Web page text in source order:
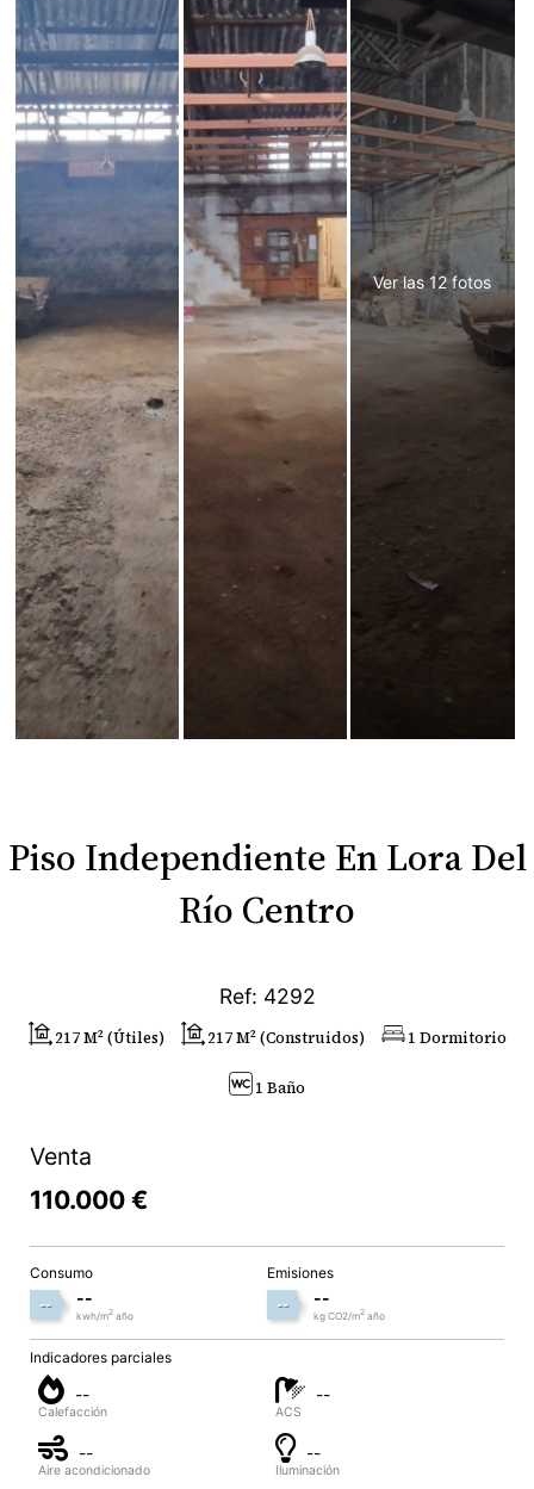
Ver las 12 fotos
Piso Independiente En Lora Del
Río Centro
Ref: 4292
217 M² (útiles) 217 M² (construidos) 1 Dormitorio
1 Baño
Venta
110.000 €
Consumo
-- --
kwh/m2año
Emisiones
-- --
kg CO2/m2año
Indicadores parciales
--
Calefacción
--
ACS
--
Aire acondicionado
--
Iluminación